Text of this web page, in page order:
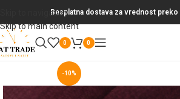
Skip to navigation
Skip to main content
Besplatna dostava za vrednost preko
0 0
-10%